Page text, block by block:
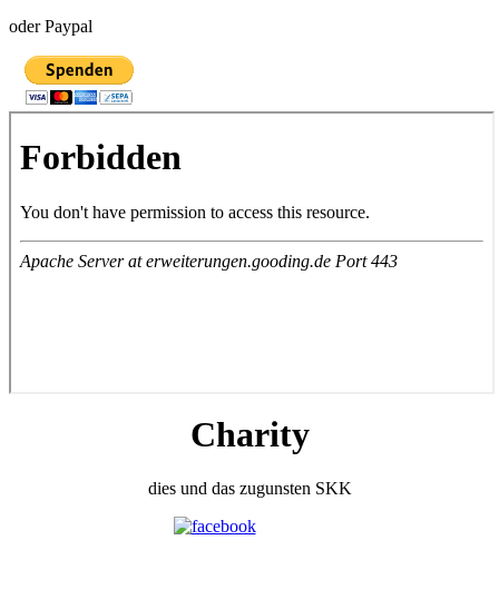
oder Paypal
Charity
dies und das zugunsten SKK